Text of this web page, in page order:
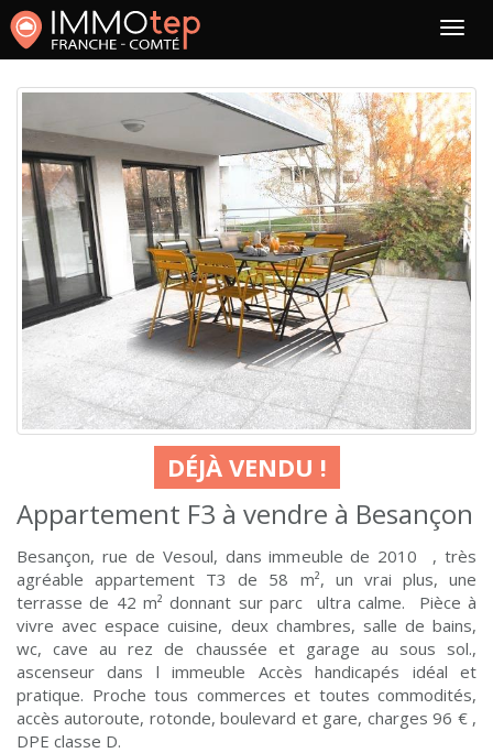
DÉJÀ VENDU !
Appartement F3 à vendre à Besançon
Besançon, rue de Vesoul, dans immeuble de 2010 , très
agréable appartement T3 de 58 m², un vrai plus, une
terrasse de 42 m² donnant sur parc ultra calme. Pièce à
vivre avec espace cuisine, deux chambres, salle de bains,
wc, cave au rez de chaussée et garage au sous sol.,
ascenseur dans l immeuble Accès handicapés idéal et
pratique. Proche tous commerces et toutes commodités,
accès autoroute, rotonde, boulevard et gare, charges 96 € ,
DPE classe D.